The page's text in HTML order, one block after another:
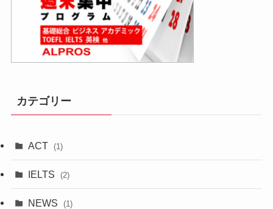
カテゴリー
ACT (1)
IELTS (2)
NEWS (1)